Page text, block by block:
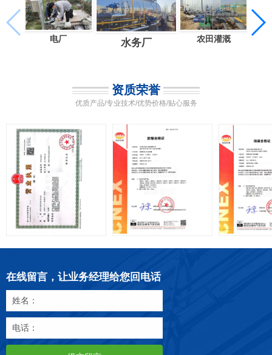
电厂 水务厂 农田灌溉
资质荣誉
优质产品/专业技术/优势价格/贴心服务
在线留言，让业务经理给您回电话
姓名：
电话：